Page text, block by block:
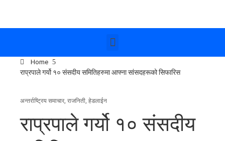
Home
राप्रपाले गर्यो १० संसदीय समितिहरुमा आफ्ना सांसदहरूको सिफारिस
अन्तर्राष्ट्रिय समाचार, राजनिती, हेडलाईन
राप्रपाले गर्यो १० संसदीय